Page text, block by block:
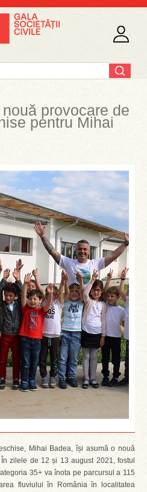
provocare de
pentru Mihai
Mihai Badea, își asumă o nouă
zilele de 12 și 13 august 2021, fostul
35+ va înota pe parcursul a 115
fluviului în România în localitatea